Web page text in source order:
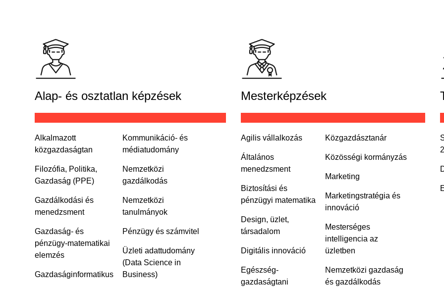
Alap- és osztatlan képzések
Alkalmazott
közgazdaságtan
Filozófia, Politika,
Gazdaság (PPE)
Gazdálkodási és
menedzsment
Gazdaság- és
pénzügy-matematikai
elemzés
Gazdaságinformatikus‎
Kommunikáció- és
médiatudomány
Nemzetközi
gazdálkodás
Nemzetközi
tanulmányok
Pénzügy és számvitel
Üzleti adattudomány
(Data Science in
Business)
Mesterképzések
Agilis vállalkozás
Általános
menedzsment
Biztosítási és
pénzügyi matematika
Design, üzlet,
társadalom
Digitális innováció
Egészség-
gazdaságtani
Közgazdásztanár
Közösségi kormányzás
Marketing
Marketingstratégia és
innováció
Mesterséges
intelligencia az
üzletben
Nemzetközi gazdaság
és gazdálkodás